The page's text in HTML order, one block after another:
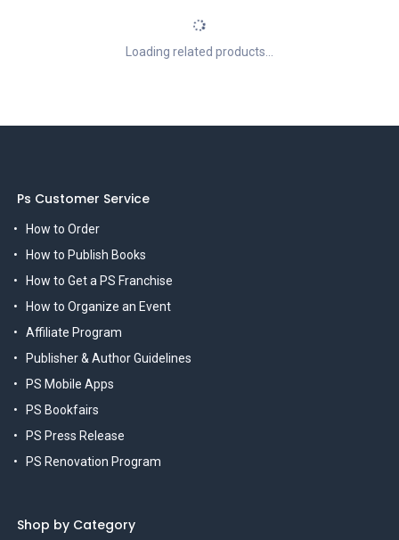
Loading related products...
Ps Customer Service
How to Order
How to Publish Books
How to Get a PS Franchise
How to Organize an Event
Affiliate Program
Publisher & Author Guidelines
PS Mobile Apps
PS Bookfairs
PS Press Release
PS Renovation Program
Shop by Category